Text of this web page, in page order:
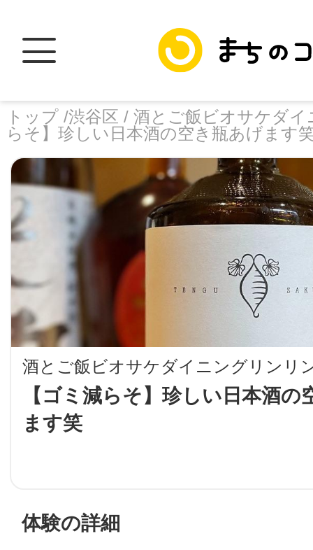
トップ /渋谷区 / 酒とご飯ビオサケダ
らそ】珍しい日本酒の空き瓶あげます
酒とご飯ビオサケダイニングリンリ
【ゴミ減らそ】珍しい日本酒の
ます笑
facebook
X
LINE
体験の詳細
トップ
加盟スポットに
地域に導入を